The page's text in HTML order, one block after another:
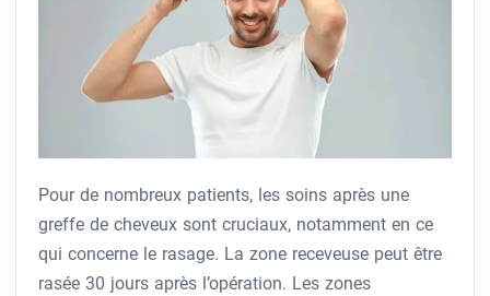
Pour de nombreux patients, les soins après une
greffe de cheveux sont cruciaux, notamment en ce
qui concerne le rasage. La zone receveuse peut être
rasée 30 jours après l’opération. Les zones